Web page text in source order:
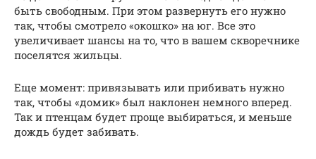
быть свободным. При этом развернуть его нужно
так, чтобы смотрело «окошко» на юг. Все это
увеличивает шансы на то, что в вашем скворечнике
поселятся жильцы.
Еще момент: привязывать или прибивать нужно
так, чтобы «домик» был наклонен немного вперед.
Так и птенцам будет проще выбираться, и меньше
дождь будет забивать.